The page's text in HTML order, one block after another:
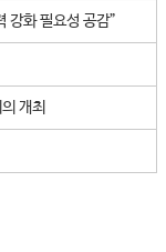
강화 필요성 공감”
개최